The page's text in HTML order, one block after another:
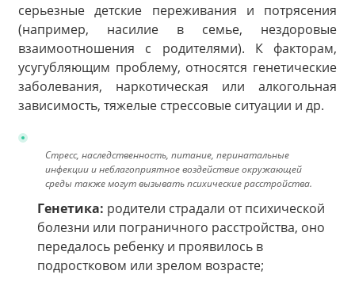
серьезные детские переживания и потрясения
(например, насилие в семье, нездоровые
взаимоотношения с родителями). К факторам,
усугубляющим проблему, относятся генетические
заболевания, наркотическая или алкогольная
зависимость, тяжелые стрессовые ситуации и др.
Стресс, наследственность, питание, перинатальные
инфекции и неблагоприятное воздействие окружающей
среды также могут вызывать психические расстройства.
Генетика: родители страдали от психической
болезни или пограничного расстройства, оно
передалось ребенку и проявилось в
подростковом или зрелом возрасте;